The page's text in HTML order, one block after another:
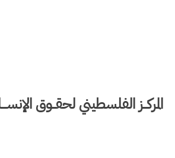
المركــز الفلسطيني لحقــوق